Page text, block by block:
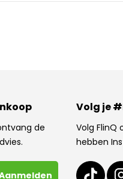
de
Volg je
Volg FlinQ
hebben